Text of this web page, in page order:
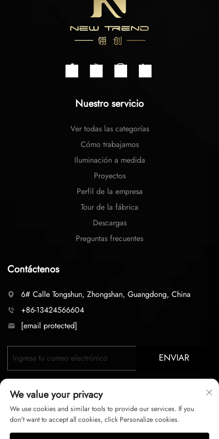
Nuestro servicio
Ver todas las categorías
Cómo trabajamos
Iluminación a medida
Proyectos
Perfil de la empresa
Tour de la fábrica
Descargas
Preguntas frecuentes
Contáctenos
6# Calle Tongshun, Zhongshan, Guangdong, China
+86-13424566604
[email protected]
ENVIAR
Derechos de autor © 2025 zhongshan LC lighting Co.,LTD.
We value your privacy
We use cookies and similar tools to provide our services. If you
don't want to accept all cookies, click Personalize cookies.